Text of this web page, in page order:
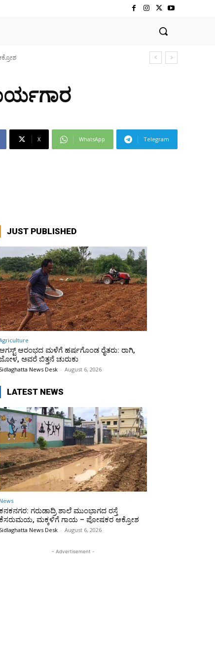
X WhatsApp Telegram
JUST PUBLISHED
ಆರಂಭದ ಮಳೆಗೆ ಹರ್ಷಗೊಂಡ ರೈತರು: ರಾಗಿ,
ಅವರೆ ಬಿತ್ತನೆ ಚುರುಕು
Sidlaghatta News Desk - August 6, 2026
LATEST NEWS
News
ಕನಕನಗರ: ಗರುಡಾದ್ರಿ ಶಾಲೆ ಮುಂಭಾಗದ ರಸ್ತೆ
ಕೆಸರುಮಯ, ಮಕ್ಕಳಿಗೆ ಗಾಯ – ಪೋಷಕರ ಆಕ್ರೋಶ
Sidlaghatta News Desk - August 6, 2026
- Advertisement -